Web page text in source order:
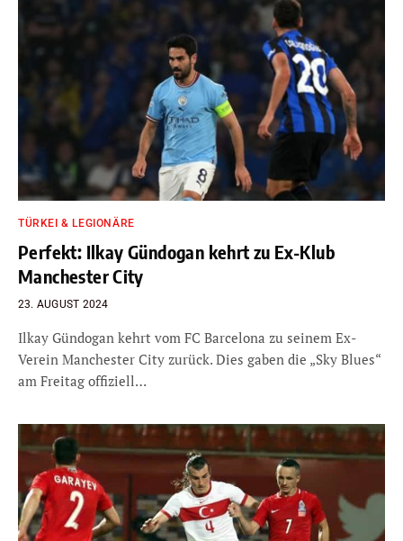
TÜRKEI & LEGIONÄRE
Perfekt: Ilkay Gündogan kehrt zu Ex-Klub
Manchester City
23. AUGUST 2024
Ilkay Gündogan kehrt vom FC Barcelona zu seinem Ex-
Verein Manchester City zurück. Dies gaben die „Sky Blues“
am Freitag offiziell…